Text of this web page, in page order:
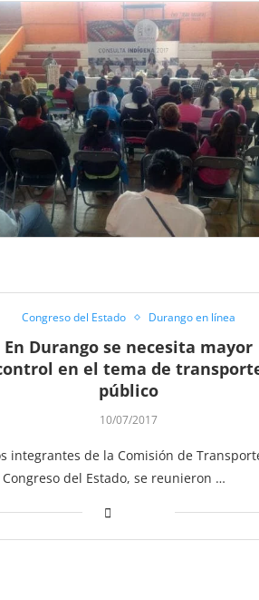
Congreso del Estado Durango en línea
En Durango se necesita mayor
en el tema de
público
10/07/2017
integrantes de la Comisión de
del Estado, se reunieron …